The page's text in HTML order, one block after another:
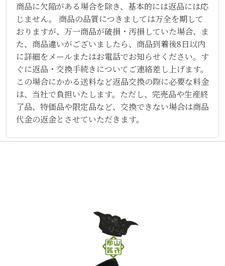
商品に欠陥がある場合を除き、基本的には返品には応
じません。 商品の品質につきましては万全を期して
おりますが、万一商品が破損・汚損していた場合、ま
た、商品違いがございましたら、商品到着後8日以内
に詳細をメールまたはお電話でお知らせください。す
ぐに返品・交換手続きについてご連絡差し上げます。
この場合にかかる送料など返品交換の際に必要な料金
は、当社で負担いたします。ただし、完売品や生産終
了品、特価品や限定品など、交換できない場合は商品
代金の返金とさせていただきます。